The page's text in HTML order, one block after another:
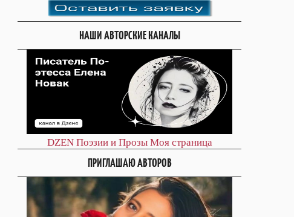
НАШИ АВТОРСКИЕ КАНАЛЫ
DZEN Поэзии и Прозы Моя страница
ПРИГЛАШАЮ АВТОРОВ